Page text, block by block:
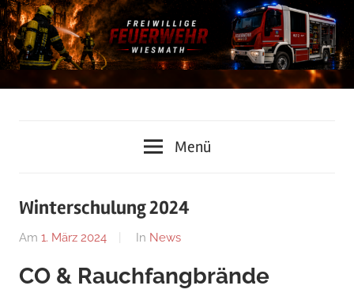
Zum
Inhalt
springen
Feuerwehr
Wiesmath
Menü
Winterschulung 2024
Am 1. März 2024
Von
Grundtner
In News
CO & Rauchfangbrände